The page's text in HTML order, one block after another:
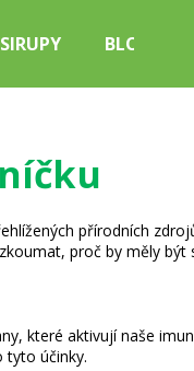
SIRUPY BLOG
přírodních
proč by měly
které aktivují naše
tyto účinky.